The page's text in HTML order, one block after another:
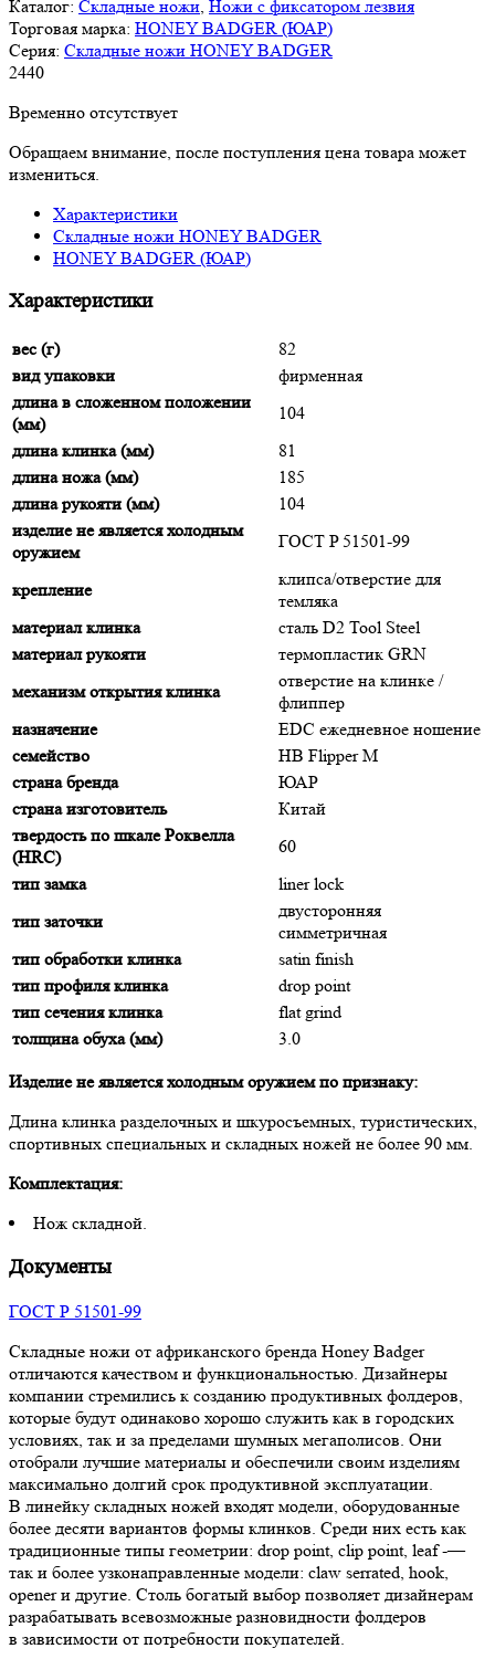
Каталог: Складные ножи Ножи с фиксатором лезвия
Торговая марка: HONEY BADGER (ЮАР)
Серия: Складные ножи HONEY BADGER
2440
Временно отсутствует
Обращаем внимание, после поступления цена товара может
измениться.
Характеристики
Складные ножи HONEY BADGER
HONEY BADGER (ЮАР)
Характеристики
вес (г)
82
вид упаковки
фирменная
длина в сложенном положении
(мм)
104
длина клинка (мм)
81
длина ножа (мм)
185
длина рукояти (мм)
104
изделие не является холодным
оружием
ГОСТ P 51501-99
крепление
клипса/отверстие для
темляка
материал клинка
сталь D2 Tool Steel
материал рукояти
термопластик GRN
механизм открытия клинка
отверстие на клинке /
флиппер
назначение
EDC ежедневное ношение
семейство
HB Flipper M
страна бренда
ЮАР
страна изготовитель
Китай
твердость по шкале Роквелла
(HRC)
60
тип замка
liner lock
тип заточки
двусторонняя
симметричная
тип обработки клинка
satin finish
тип профиля клинка
drop point
тип сечения клинка
flat grind
толщина обуха (мм)
3.0
Изделие не является холодным оружием по признаку:
Длина клинка разделочных и шкуросъемных, туристических,
спортивных специальных и складных ножей не более 90 мм.
Комплектация:
Нож складной.
Документы
ГОСТ Р 51501-99
Складные ножи от африканского бренда Honey Badger
отличаются качеством и функциональностью. Дизайнеры
компании стремились к созданию продуктивных фолдеров,
которые будут одинаково хорошо служить как в городских
условиях, так и за пределами шумных мегаполисов. Они
отобрали лучшие материалы и обеспечили своим изделиям
максимально долгий срок продуктивной эксплуатации.
В линейку складных ножей входят модели, оборудованные
более десяти вариантов формы клинков. Среди них есть как
традиционные типы геометрии: drop point, clip point, leaf -—
так и более узконаправленные модели: claw serrated, hook,
opener и другие. Столь богатый выбор позволяет дизайнерам
разрабатывать всевозможные разновидности фолдеров
в зависимости от потребности покупателей.